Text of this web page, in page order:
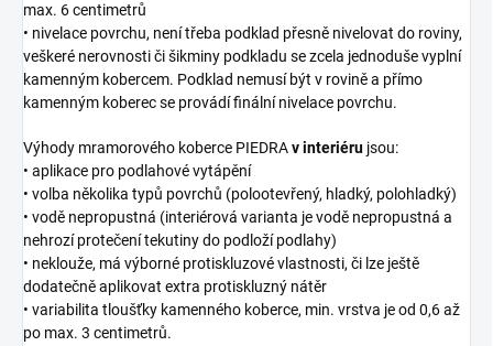
max. 6 centimetrů
• nivelace povrchu, není třeba podklad přesně nivelovat do roviny,
veškeré nerovnosti či šikminy podkladu se zcela jednoduše vyplní
kamenným kobercem. Podklad nemusí být v rovině a přímo
kamenným koberec se provádí finální nivelace povrchu.
Výhody mramorového koberce PIEDRAv interiéru jsou:
• aplikace pro podlahové vytápění
• volba několika typů povrchů (polootevřený, hladký, polohladký)
• vodě nepropustná (interiérová varianta je vodě nepropustná a
nehrozí protečení tekutiny do podloží podlahy)
• neklouže, má výborné protiskluzové vlastnosti, či lze ještě
dodatečně aplikovat extra protiskluzný nátěr
• variabilita tloušťky kamenného koberce, min. vrstva je od 0,6 až
po max. 3 centimetrů.